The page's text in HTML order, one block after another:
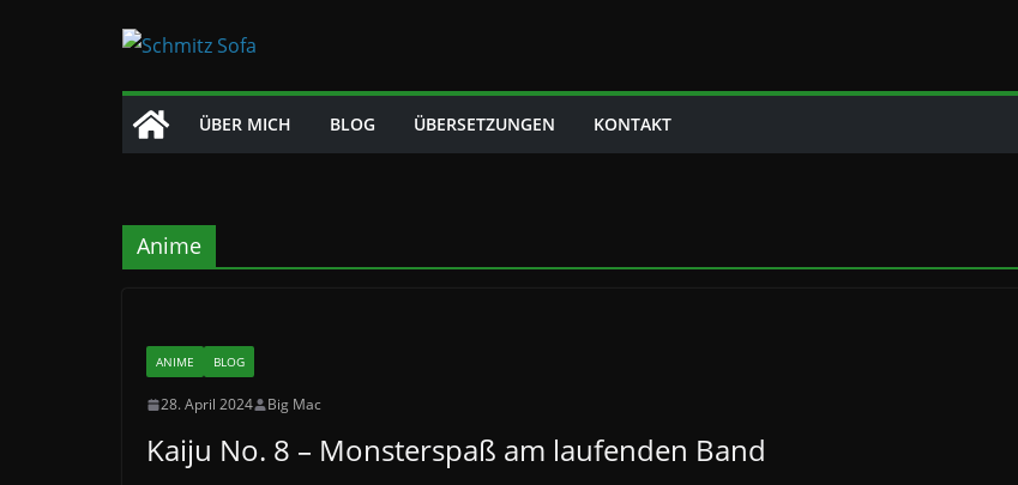
ÜBER MICH BLOG ÜBERSETZUNGEN KONTAKT
Anime
ANIME BLOG
28. April 2024 Big Mac
Kaiju No. 8 – Monsterspaß am laufenden Band